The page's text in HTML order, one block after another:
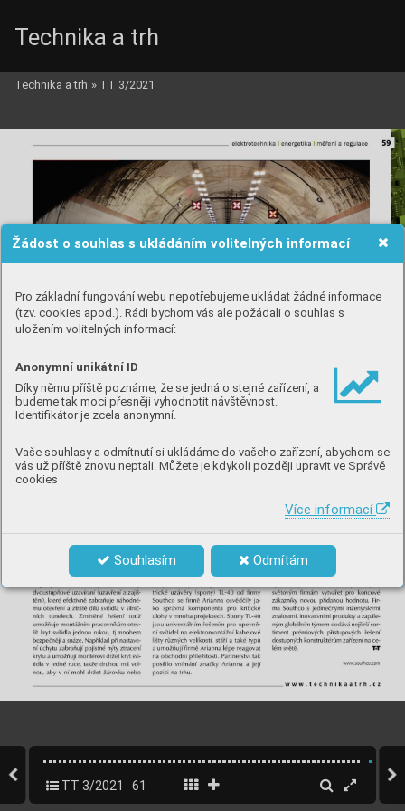
Žádost o souhlas s ukládáním volitelných informací
Pro základní fungování webu nepotřebujeme ukládat žádné informace
(tzv. cookies apod.). Rádi bychom vás ale požádali o souhlas s
uložením volitelných informací:
Anonymní unikátní ID
Díky němu příště poznáme, že se jedná o stejné zařízení, a
budeme tak moci přesněji vyhodnotit návštěvnost.
Identifikátor je zcela anonymní.
Vaše souhlasy a odmítnutí si ukládáme do vašeho zařízení, abychom se
vás už příště znovu neptali. Můžete je kdykoli později upravit ve Správě
cookies
Více informací
Souhlasím Odmítám
Technika a trh
Technika a trh » TT 3/2021
TT 3/2021 61